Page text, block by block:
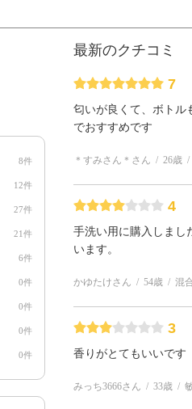
8件
12件
27件
21件
6件
0件
0件
0件
0件
最新のクチコミ
7
匂いが良くて、ボトル
でおすすめです
＊すみさん＊さん 26歳
4
手洗い用に購入しまし
います。
かゆたけさん 54歳 混
3
香りがとてもいいです
みっち3666さん 33歳